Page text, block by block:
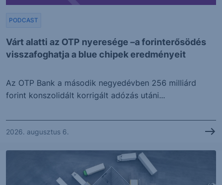
Várt alatti az OTP nyeresége –a forinterősödés
visszafoghatja a blue chipek eredményeit
PODCAST
Az OTP Bank a második negyedévben 256 milliárd
forint konszolidált korrigált adózás utáni...
2026. augusztus 6.